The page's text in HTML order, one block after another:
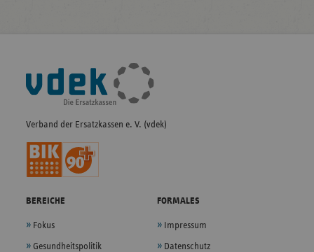
Fußleisten-
Navigation
Verband der Ersatzkassen e. V. (vdek)
BEREICHE
Fokus
Gesundheitspolitik
FORMALES
Impressum
Datenschutz